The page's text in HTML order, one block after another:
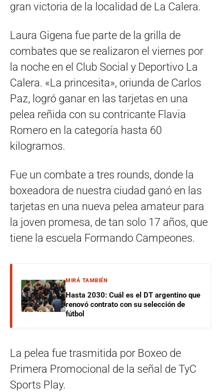
gran victoria de la localidad de La Calera.
Laura Gigena fue parte de la grilla de
combates que se realizaron el viernes por
la noche en el Club Social y Deportivo La
Calera. «La princesita», oriunda de Carlos
Paz, logró ganar en las tarjetas en una
pelea reñida con su contricante Flavia
Romero en la categoría hasta 60
kilogramos.
Fue un combate a tres rounds, donde la
boxeadora de nuestra ciudad ganó en las
tarjetas en una nueva pelea amateur para
la joven promesa, de tan solo 17 años, que
tiene la escuela Formando Campeones.
MIRÁ TAMBIÉN
Hasta 2030: Cuál es el DT argentino que
renovó contrato con su selección de
fútbol
La pelea fue trasmitida por Boxeo de
Primera Promocional de la señal de TyC
Sports Play.